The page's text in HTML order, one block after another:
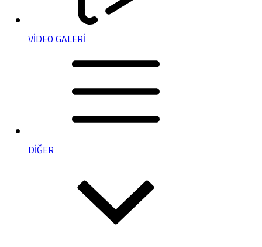
VİDEO GALERİ
DİĞER